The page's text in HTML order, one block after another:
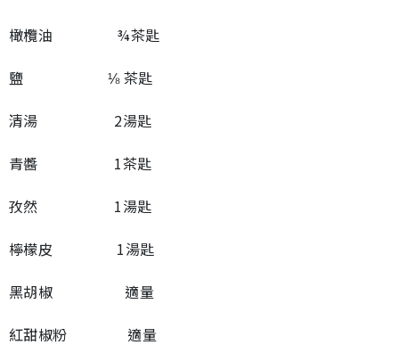
橄欖油 ¾茶匙
鹽 ⅛ 茶匙
清湯 2湯匙
青醬 1茶匙
孜然 1湯匙
檸檬皮 1湯匙
黑胡椒 適量
紅甜椒粉 適量